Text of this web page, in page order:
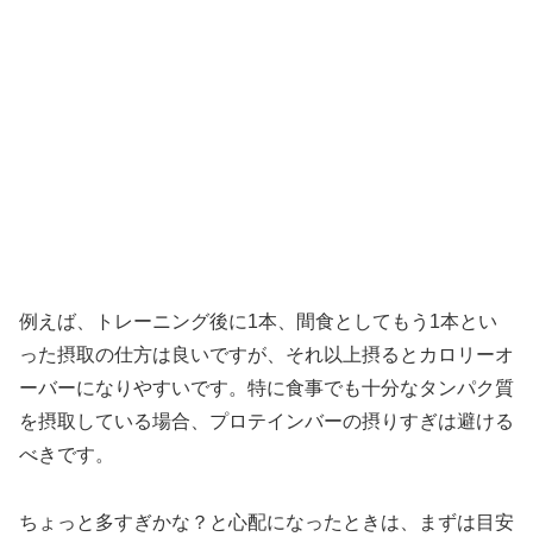
例えば、トレーニング後に1本、間食としてもう1本とい
った摂取の仕方は良いですが、それ以上摂るとカロリーオ
ーバーになりやすいです。特に食事でも十分なタンパク質
を摂取している場合、プロテインバーの摂りすぎは避ける
べきです。
ちょっと多すぎかな？と心配になったときは、まずは目安